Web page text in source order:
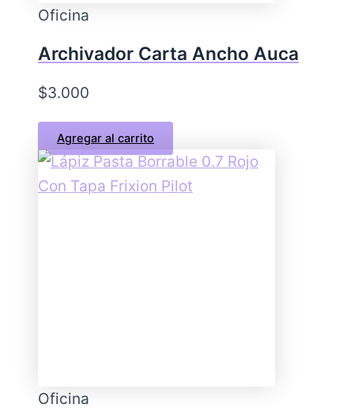
Oficina
Archivador Carta Ancho Auca
$3.000
Agregar al carrito
Oficina